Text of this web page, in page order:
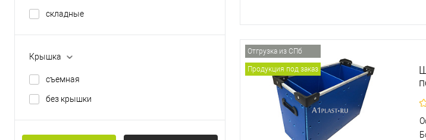
складные
Крышка
съемная
без крышки
Отгрузка из СПб
Продукция под заказ